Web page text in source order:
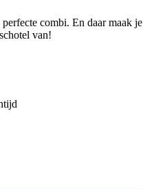
combi. En daar maak je
van!